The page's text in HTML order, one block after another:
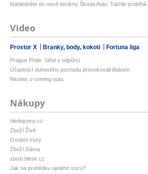
Nahlédněte do nové továrny Škoda Auto: Takhle
Video
Prostor X Branky, body, kokoti Fortuna liga
Prague Pride: Střet s odpůrci
Účastnící duhového pochodu provokovali líbáním
Nicolas o coming outu
Nákupy
hledejceny.cz
Zboží Živě
Osobní vozy
Zboží Dáma
zbozi.blesk.cz
Jak na prohlídku ojetého vozu?